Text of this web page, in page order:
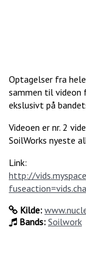
Optagelser fra
sammen til videon
ekslusivt på
Videoen er nr. 2
SoilWorks nyeste
Link:
http://
Kilde:
Bands: Soilwork